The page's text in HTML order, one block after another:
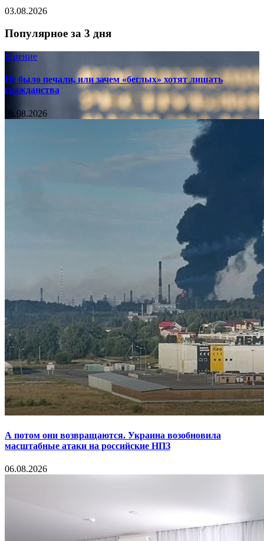
03.08.2026
Популярное за 3 дня
Мнение
Не было печали, или зачем «беглых» хотят лишать
гражданства
06.08.2026
А потом они возвращаются. Украина возобновила
масштабные атаки на российские НПЗ
06.08.2026